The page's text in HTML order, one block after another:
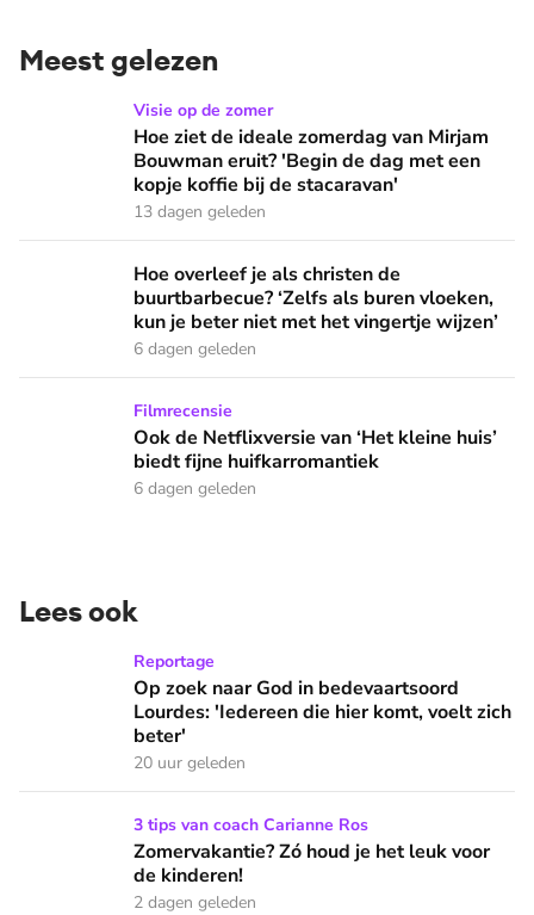
Meest gelezen
Hoe ziet de ideale zomerdag van Mirjam Bouwman eruit?
Visie op de zomer
Hoe ziet de ideale zomerdag van Mirjam
Bouwman eruit? 'Begin de dag met een
kopje koffie bij de stacaravan'
13 dagen geleden
Hoe overleef je als christen de buurtbarbecue? ‘Zelfs als
Hoe overleef je als christen de
buurtbarbecue? ‘Zelfs als buren vloeken,
kun je beter niet met het vingertje wijzen’
6 dagen geleden
Ook de Netflixversie van ‘Het kleine huis’ biedt fijne
Filmrecensie
Ook de Netflixversie van ‘Het kleine huis’
biedt fijne huifkarromantiek
6 dagen geleden
Lees ook
Op zoek naar God in bedevaartsoord Lourdes: 'Iedereen
Reportage
Op zoek naar God in bedevaartsoord
Lourdes: 'Iedereen die hier komt, voelt zich
beter'
20 uur geleden
Zomervakantie? Zó houd je het leuk voor de kinderen!
3 tips van coach Carianne Ros
Zomervakantie? Zó houd je het leuk voor
de kinderen!
2 dagen geleden